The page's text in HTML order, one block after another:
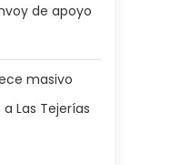
de apoyo
masivo
Las Tejerías